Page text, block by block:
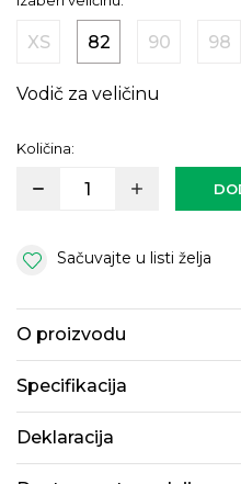
XS 82 90 98
Vodič za veličinu
Količina:
Sačuvajte u listi želja
O proizvodu
Specifikacija
Deklaracija